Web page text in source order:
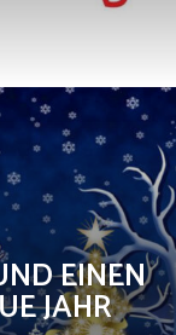
EINEN
JAHR